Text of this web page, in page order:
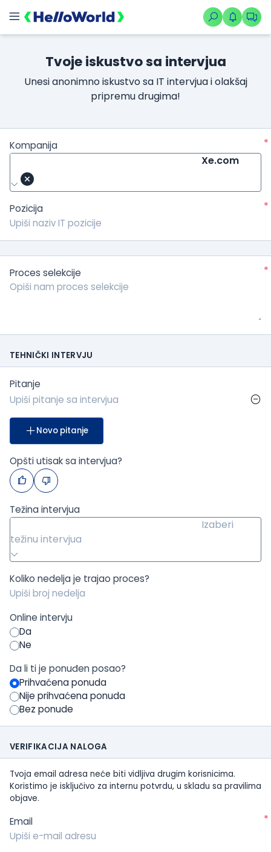
Tvoje iskustvo sa intervjua
Unesi anonimno iskustvo sa IT intervjua i olakšaj
pripremu drugima!
Kompanija
*
Xe.com
Pozicija *
Proces selekcije *
TEHNIČKI INTERVJU
Pitanje
Novo pitanje
Opšti utisak sa intervjua?
Težina intervjua
Izaberi
težinu intervjua
Koliko nedelja je trajao proces?
Online intervju
Da
Ne
Da li ti je ponuđen posao?
Prihvaćena ponuda
Nije prihvaćena ponuda
Bez ponude
VERIFIKACIJA NALOGA
Tvoja email adresa neće biti vidljiva drugim korisnicima.
Koristimo je isključivo za internu potvrdu, u skladu sa pravilima
objave.
Email *